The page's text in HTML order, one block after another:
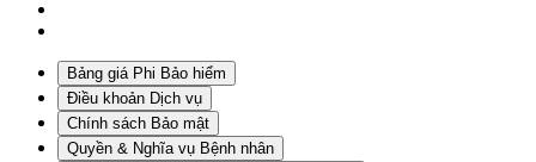
Bảng giá Phi Bảo hiểm
Điều khoản Dịch vụ
Chính sách Bảo mật
Quyền & Nghĩa vụ Bệnh nhân